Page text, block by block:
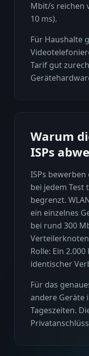
Mbit/s reichen
10 ms).
Für Haushalte
Tarif gut
Warum
ISPs
ISPs
bei jedem Test
begrenzt.
ein einzelnes
bei rund 300
Rolle: Ein
identischer
Für das
andere Geräte
Tageszeiten.